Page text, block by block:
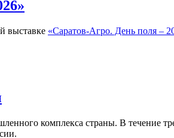
выставке «Саратов-Агро. День поля –
комплекса страны. В течение